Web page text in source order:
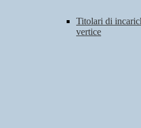
Titolari di
vertice